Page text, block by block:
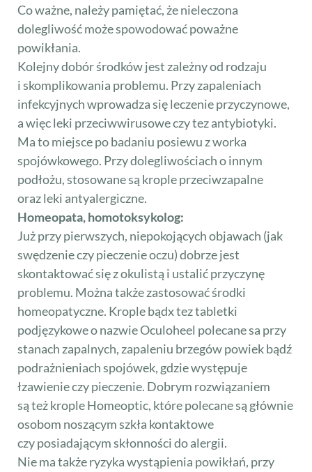
Co ważne, należy pamiętać, że nieleczona
dolegliwość może spowodować poważne
powikłania.
Kolejny dobór środków jest zależny od rodzaju
i skomplikowania problemu. Przy zapaleniach
infekcyjnych wprowadza się leczenie przyczynowe,
a więc leki przeciwwirusowe czy tez antybiotyki.
Ma to miejsce po badaniu posiewu z worka
spojówkowego. Przy dolegliwościach o innym
podłożu, stosowane są krople przeciwzapalne
oraz leki antyalergiczne.
Homeopata, homotoksykolog:
Już przy pierwszych, niepokojących objawach (jak
swędzenie czy pieczenie oczu) dobrze jest
skontaktować się z okulistą i ustalić przyczynę
problemu. Można także zastosować środki
homeopatyczne. Krople bądx tez tabletki
podjęzykowe o nazwie Oculoheel polecane sa przy
stanach zapalnych, zapaleniu brzegów powiek bądź
podrażnieniach spojówek, gdzie występuje
łzawienie czy pieczenie. Dobrym rozwiązaniem
są też krople Homeoptic, które polecane są głównie
osobom noszącym szkła kontaktowe
czy posiadającym skłonności do alergii.
Nie ma także ryzyka wystąpienia powikłań, przy